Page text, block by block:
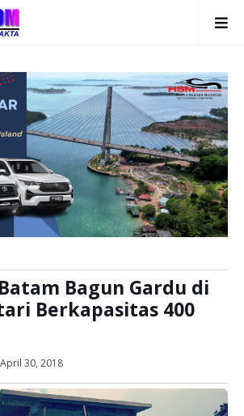
Bagun Gardu di
Berkapasitas 400
April 30, 2018